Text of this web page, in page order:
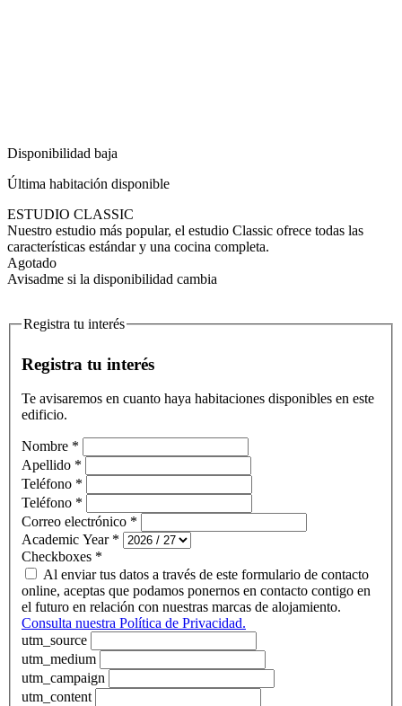
Disponibilidad baja
Última habitación disponible
ESTUDIO CLASSIC
Nuestro estudio más popular, el estudio Classic ofrece todas las
características estándar y una cocina completa.
Agotado
Avisadme si la disponibilidad cambia
Registra tu interés
Registra tu interés
Te avisaremos en cuanto haya habitaciones disponibles en este
edificio.
Nombre *
Apellido *
Teléfono *
Teléfono *
Correo electrónico *
Academic Year *
Checkboxes *
Al enviar tus datos a través de este formulario de contacto
online, aceptas que podamos ponernos en contacto contigo en
el futuro en relación con nuestras marcas de alojamiento.
Consulta nuestra Política de Privacidad.
utm_source
utm_medium
utm_campaign
utm_content